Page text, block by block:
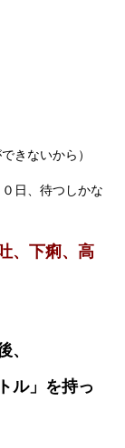
きないから）
日、待つしかな
、下痢、高
、
ル」を持っ